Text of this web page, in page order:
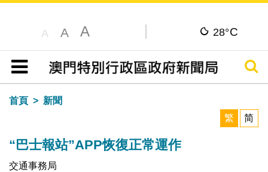
A A A 28°C
目錄
搜尋
首頁
新聞
繁
简
“巴士報站”APP恢復正常運作
交通事務局